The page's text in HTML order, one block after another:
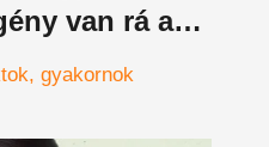
van rá a
is
gyakornok